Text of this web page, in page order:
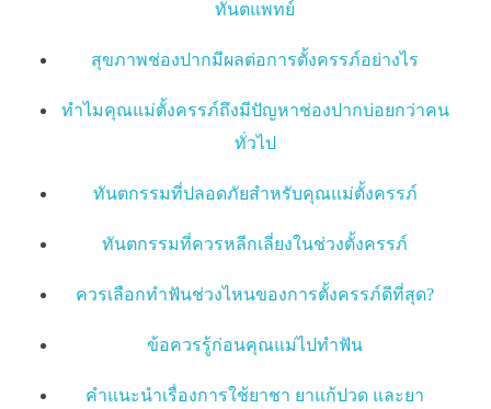
ทันตแพทย์
สุขภาพช่องปากมีผลต่อการตั้งครรภ์อย่างไร
ทำไมคุณแม่ตั้งครรภ์ถึงมีปัญหาช่องปากบ่อยกว่าคน
ทั่วไป
ทันตกรรมที่ปลอดภัยสำหรับคุณแม่ตั้งครรภ์
ทันตกรรมที่ควรหลีกเลี่ยงในช่วงตั้งครรภ์
ควรเลือกทำฟันช่วงไหนของการตั้งครรภ์ดีที่สุด?
ข้อควรรู้ก่อนคุณแม่ไปทำฟัน
คำแนะนำเรื่องการใช้ยาชา ยาแก้ปวด และยา